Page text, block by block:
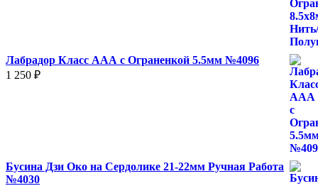
Лабрадор Класс ААА с Ограненкой 5.5мм №4096
1 250 ₽
Бусина Дзи Око на Сердолике 21-22мм Ручная Работа
№4030